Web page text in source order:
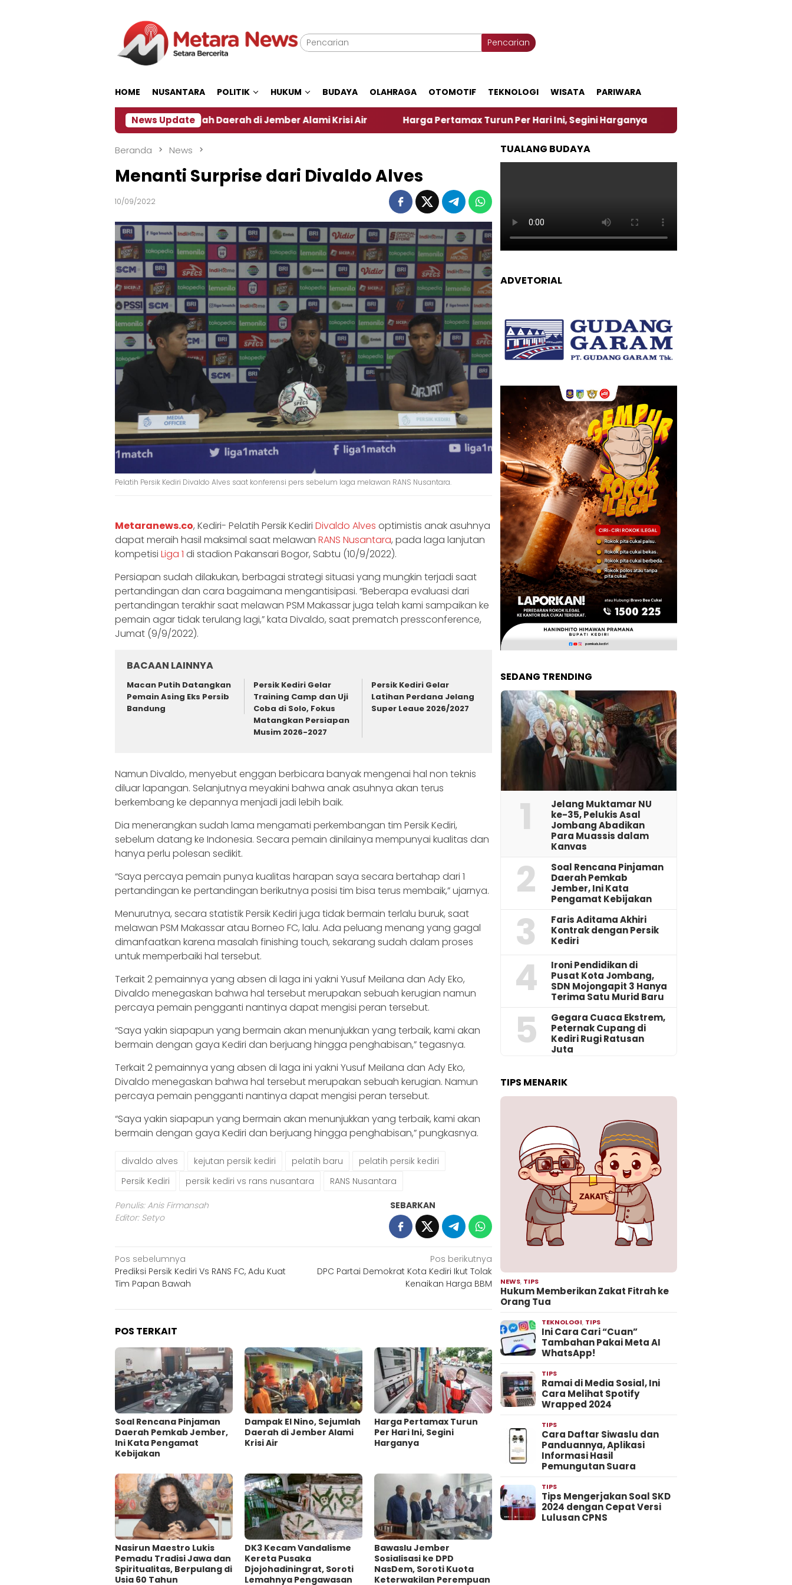
Pencarian
HOME NUSANTARA POLITIK HUKUM BUDAYA OLAHRAGA OTOMOTIF TEKNOLOGI WISATA PARIWARA
News Update
Dampak El Nino, Sejumlah Daerah di Jember Alami Krisi Air Harga Pertamax Turun Per Hari Ini, Segini Harganya ‎Nasirun Maestro Lukis Pemadu
Beranda News
Menanti Surprise dari Divaldo Alves
10/09/2022
Pelatih Persik Kediri Divaldo Alves saat konferensi pers sebelum laga melawan RANS Nusantara.
Metaranews.co, Kediri- Pelatih Persik Kediri Divaldo Alves optimistis anak asuhnya
dapat meraih hasil maksimal saat melawan RANS Nusantara, pada laga lanjutan
kompetisi Liga 1 di stadion Pakansari Bogor, Sabtu (10/9/2022).
Persiapan sudah dilakukan, berbagai strategi situasi yang mungkin terjadi saat
pertandingan dan cara bagaimana mengantisipasi. “Beberapa evaluasi dari
pertandingan terakhir saat melawan PSM Makassar juga telah kami sampaikan ke
pemain agar tidak terulang lagi,” kata Divaldo, saat prematch pressconference,
Jumat (9/9/2022).
BACAAN LAINNYA
Macan Putih Datangkan
Pemain Asing Eks Persib
Bandung
Persik Kediri Gelar
Training Camp dan Uji
Coba di Solo, Fokus
Matangkan Persiapan
Musim 2026-2027
Persik Kediri Gelar
Latihan Perdana Jelang
Super Leaue 2026/2027
Namun Divaldo, menyebut enggan berbicara banyak mengenai hal non teknis
diluar lapangan. Selanjutnya meyakini bahwa anak asuhnya akan terus
berkembang ke depannya menjadi jadi lebih baik.
Dia menerangkan sudah lama mengamati perkembangan tim Persik Kediri,
sebelum datang ke Indonesia. Secara pemain dinilainya mempunyai kualitas dan
hanya perlu polesan sedikit.
“Saya percaya pemain punya kualitas harapan saya secara bertahap dari 1
pertandingan ke pertandingan berikutnya posisi tim bisa terus membaik,” ujarnya.
Menurutnya, secara statistik Persik Kediri juga tidak bermain terlalu buruk, saat
melawan PSM Makassar atau Borneo FC, lalu. Ada peluang menang yang gagal
dimanfaatkan karena masalah finishing touch, sekarang sudah dalam proses
untuk memperbaiki hal tersebut.
Terkait 2 pemainnya yang absen di laga ini yakni Yusuf Meilana dan Ady Eko,
Divaldo menegaskan bahwa hal tersebut merupakan sebuah kerugian namun
percaya pemain pengganti nantinya dapat mengisi peran tersebut.
“Saya yakin siapapun yang bermain akan menunjukkan yang terbaik, kami akan
bermain dengan gaya Kediri dan berjuang hingga penghabisan,” tegasnya.
Terkait 2 pemainnya yang absen di laga ini yakni Yusuf Meilana dan Ady Eko,
Divaldo menegaskan bahwa hal tersebut merupakan sebuah kerugian. Namun
percaya pemain pengganti nantinya dapat mengisi peran tersebut.
“Saya yakin siapapun yang bermain akan menunjukkan yang terbaik, kami akan
bermain dengan gaya Kediri dan berjuang hingga penghabisan,” pungkasnya.
divaldo alves kejutan persik kediri pelatih baru
pelatih persik kediri
Persik Kediri
persik kediri vs rans nusantara RANS Nusantara
Penulis: Anis Firmansah
Editor: Setyo
SEBARKAN
Navigasi
pos
Pos sebelumnya
Prediksi Persik Kediri Vs RANS FC, Adu Kuat
Tim Papan Bawah
Pos berikutnya
DPC Partai Demokrat Kota Kediri Ikut Tolak
Kenaikan Harga BBM
POS TERKAIT
‎Soal Rencana Pinjaman
Daerah Pemkab Jember,
Ini Kata Pengamat
Kebijakan ‎
Dampak El Nino, Sejumlah
Daerah di Jember Alami
Krisi Air
Harga Pertamax Turun
Per Hari Ini, Segini
Harganya
‎Nasirun Maestro Lukis
Pemadu Tradisi Jawa dan
Spiritualitas, Berpulang di
Usia 60 Tahun
DK3 Kecam Vandalisme
Kereta Pusaka
Djojohadiningrat, Soroti
Lemahnya Pengawasan
Bawaslu Jember
Sosialisasi ke DPD
NasDem, Soroti Kuota
Keterwakilan Perempuan
TUALANG BUDAYA
ADVETORIAL
SEDANG TRENDING
1
Jelang Muktamar NU
ke-35, Pelukis Asal
Jombang Abadikan
Para Muassis dalam
Kanvas
2
‎Soal Rencana Pinjaman
Daerah Pemkab
Jember, Ini Kata
Pengamat Kebijakan ‎
3
Faris Aditama Akhiri
Kontrak dengan Persik
Kediri
4
Ironi Pendidikan di
Pusat Kota Jombang,
SDN Mojongapit 3 Hanya
Terima Satu Murid Baru
5
‎Gegara Cuaca Ekstrem,
Peternak Cupang di
Kediri Rugi Ratusan
Juta
TIPS MENARIK
NEWS, TIPS
Hukum Memberikan Zakat Fitrah ke
Orang Tua
TEKNOLOGI, TIPS
Ini Cara Cari “Cuan”
Tambahan Pakai Meta AI
WhatsApp!
TIPS
Ramai di Media Sosial, Ini
Cara Melihat Spotify
Wrapped 2024
TIPS
Cara Daftar Siwaslu dan
Panduannya, Aplikasi
Informasi Hasil
Pemungutan Suara
TIPS
Tips Mengerjakan Soal SKD
2024 dengan Cepat Versi
Lulusan CPNS